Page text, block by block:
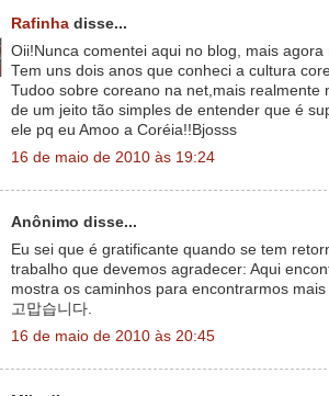
Rafinha disse...
Oii!Nunca comentei aqui no blog, mais
Tem uns dois anos que conheci a cultura
Tudoo sobre coreano na net,mais
de um jeito tão simples de entender que é
ele pq eu Amoo a Coréia!!Bjosss
16 de maio de 2010 às 19:24
Anônimo disse...
Eu sei que é gratificante quando se tem
trabalho que devemos agradecer: Aqui
mostra os caminhos para encontrarmos
고맙습니다.
16 de maio de 2010 às 20:45